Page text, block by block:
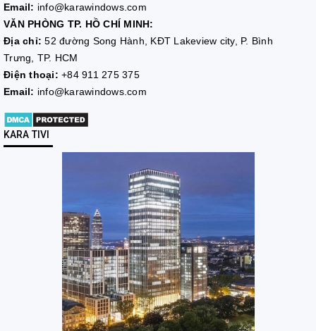
Email: info@karawindows.com
VĂN PHÒNG TP. HỒ CHÍ MINH:
Địa chỉ:52 đường Song Hành, KĐT Lakeview city, P. Bình
Trưng, TP. HCM
Điện thoại: +84 911 275 375
Email: info@karawindows.com
KARA TIVI